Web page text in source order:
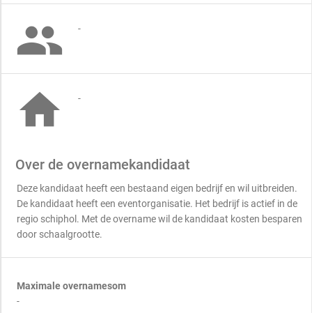
 -
 -
Over de overnamekandidaat
Deze kandidaat heeft een bestaand eigen bedrijf en wil uitbreiden.
De kandidaat heeft een eventorganisatie. Het bedrijf is actief in de
regio schiphol. Met de overname wil de kandidaat kosten besparen
door schaalgrootte.
Maximale overnamesom
-